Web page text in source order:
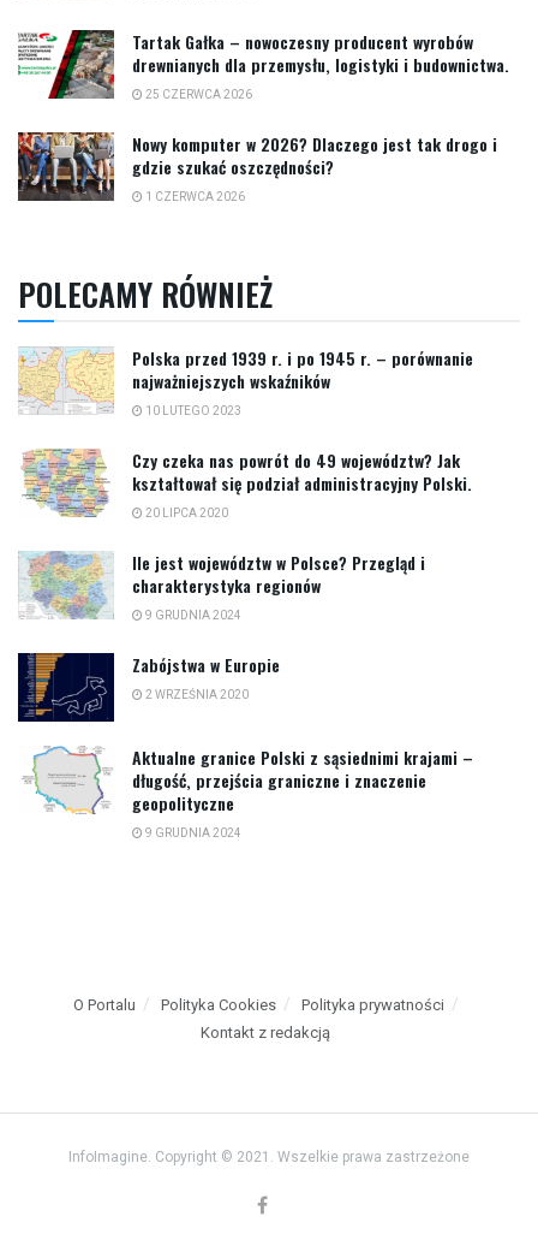
Tartak Gałka – nowoczesny producent wyrobów
drewnianych dla przemysłu, logistyki i budownictwa.
25 CZERWCA 2026
Nowy komputer w 2026? Dlaczego jest tak drogo i
gdzie szukać oszczędności?
1 CZERWCA 2026
POLECAMY RÓWNIEŻ
Polska przed 1939 r. i po 1945 r. – porównanie
najważniejszych wskaźników
10 LUTEGO 2023
Czy czeka nas powrót do 49 województw? Jak
kształtował się podział administracyjny Polski.
20 LIPCA 2020
Ile jest województw w Polsce? Przegląd i
charakterystyka regionów
9 GRUDNIA 2024
Zabójstwa w Europie
2 WRZEŚNIA 2020
Aktualne granice Polski z sąsiednimi krajami –
długość, przejścia graniczne i znaczenie
geopolityczne
9 GRUDNIA 2024
O Portalu Polityka Cookies
Polityka prywatności
Kontakt z redakcją
InfoImagine. Copyright © 2021. Wszelkie prawa zastrzeżone